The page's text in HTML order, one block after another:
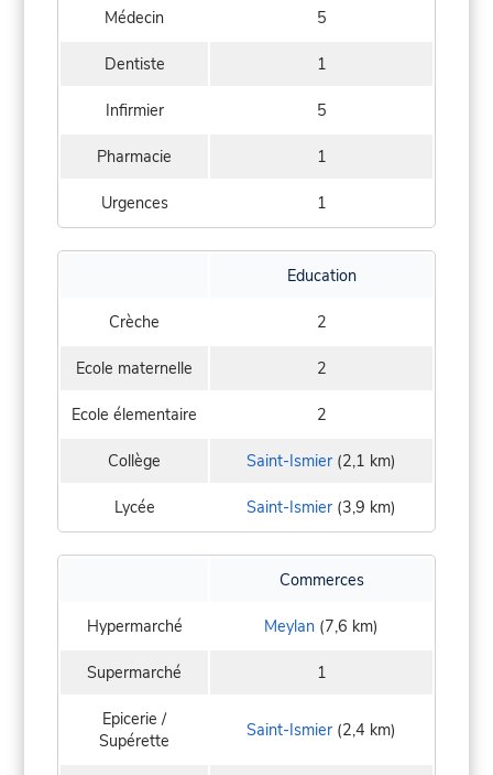
Médecin 5
Dentiste 1
Infirmier 5
Pharmacie 1
Urgences 1
Education
Crèche 2
Ecole maternelle 2
Ecole élementaire 2
Collège Saint-Ismier (2,1 km)
Lycée Saint-Ismier (3,9 km)
Commerces
Hypermarché Meylan (7,6 km)
Supermarché 1
Epicerie /
Supérette
Saint-Ismier (2,4 km)